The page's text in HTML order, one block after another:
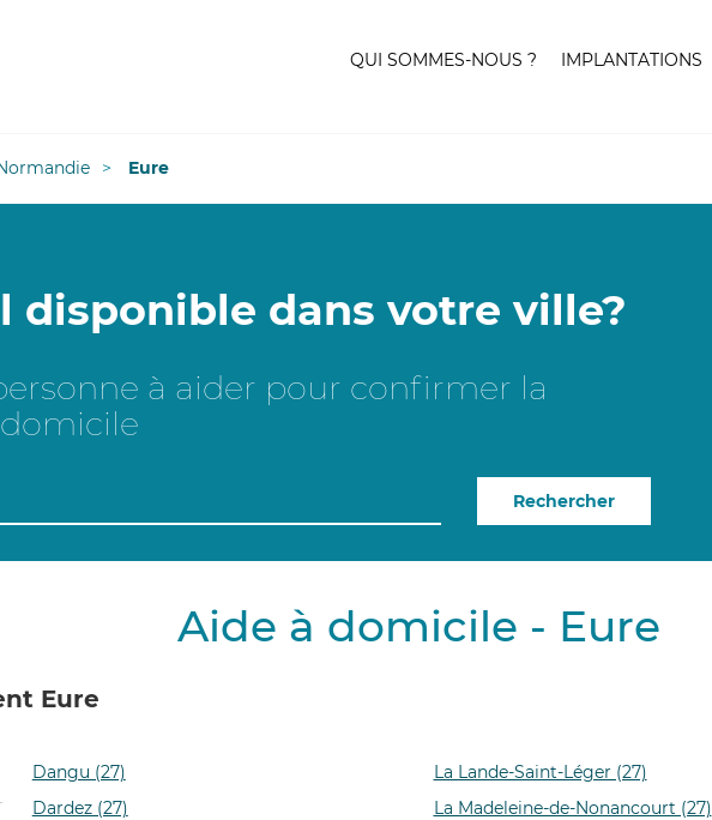
QUI SOMMES-NOUS ? IMPLANTATIONS
Eure
disponible dans votre ville?
à aider pour confirmer la
Rechercher
Aide à domicile - Eure
Eure
Dangu (27)
Dardez (27)
La Lande-Saint-Léger (27)
La Madeleine-de-Nonancourt (27)